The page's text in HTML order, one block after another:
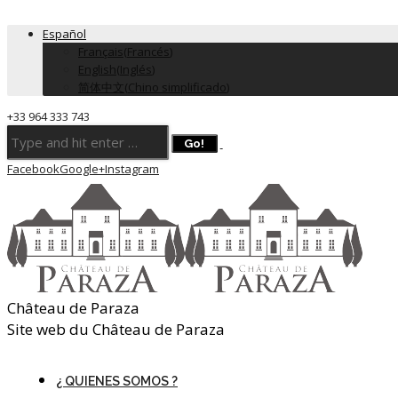
Español
Français(Francés)
English(Inglés)
简体中文(Chino simplificado)
+33 964 333 743
FacebookGoogle+Instagram
Château de Paraza
Site web du Château de Paraza
¿ QUIENES SOMOS ?